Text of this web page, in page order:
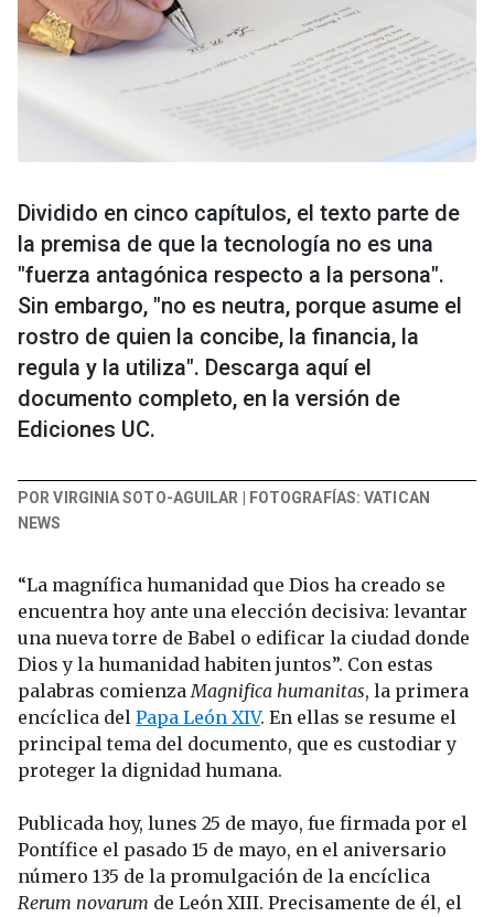
Dividido en cinco capítulos, el texto parte de
la premisa de que la tecnología no es una
"fuerza antagónica respecto a la persona".
Sin embargo, "no es neutra, porque asume el
rostro de quien la concibe, la financia, la
regula y la utiliza". Descarga aquí el
documento completo, en la versión de
Ediciones UC.
POR VIRGINIA SOTO-AGUILAR | FOTOGRAFÍAS: VATICAN
NEWS
“La magnífica humanidad que Dios ha creado se
encuentra hoy ante una elección decisiva: levantar
una nueva torre de Babel o edificar la ciudad donde
Dios y la humanidad habiten juntos”. Con estas
palabras comienzaMagnifica humanitas, la primera
encíclica del Papa León XIV. En ellas se resume el
principal tema del documento, que es custodiar y
proteger la dignidad humana.
Publicada hoy, lunes 25 de mayo, fue firmada por el
Pontífice el pasado 15 de mayo, en el aniversario
número 135 de la promulgación de la encíclica
Rerum novarum de León XIII. Precisamente de él, el